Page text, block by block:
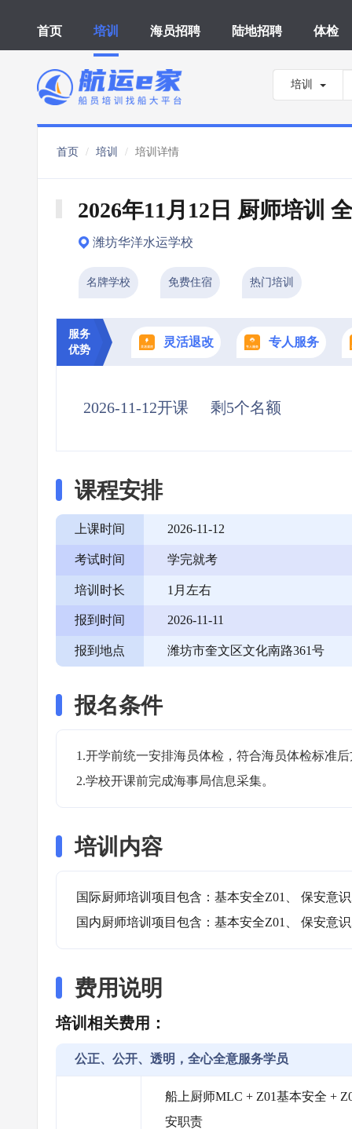
首页 培训 海员招聘 陆地招聘 体检
培训
首页 培训 培训详情
2026年11月12日 厨师培训
潍坊华洋水运学校
名牌学校 免费住宿 热门培训
服务
优势
灵活退改 专人服务
2026-11-12开课 剩5个名额
课程安排
上课时间 2026-11-12
考试时间 学完就考
培训时长 1月左右
报到时间 2026-11-11
报到地点 潍坊市奎文区文化南路361号
报名条件
1.开学前统一安排海员体检，符合海员体检标准
2.学校开课前完成海事局信息采集。
培训内容
国际厨师培训项目包含：基本安全Z01、 保安意
国内厨师培训项目包含：基本安全Z01、 保安意
费用说明
培训相关费用：
公正、公开、透明，全心全意服务学员
船上厨师MLC + Z01基本安全 +
安职责